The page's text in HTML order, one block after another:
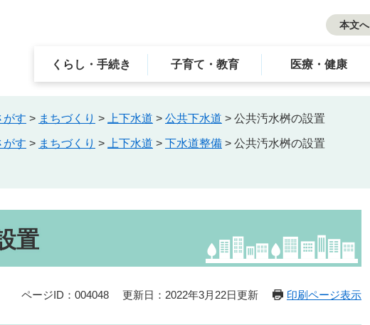
本文へ
くらし・手続き 子育て・教育 医療・健康
がす > まちづくり > 上下水道 > 公共下水道 > 公共汚水桝の設置
がす > まちづくり > 上下水道 > 下水道整備 > 公共汚水桝の設置
置
ページID：004048 更新日：2022年3月22日更新 印刷ページ表示